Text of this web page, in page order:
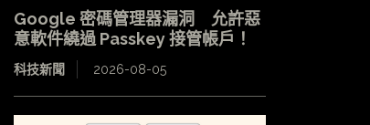
Google 密碼管理器漏洞 允許惡
意軟件繞過 Passkey 接管帳戶！
科技新聞 2026-08-05